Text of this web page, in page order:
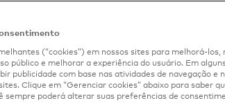
(“cookies”) em nossos sites para melhorá-los,
público e melhorar a experiência do usuário. Em
publicidade com base nas atividades de navegação e
Clique em “Gerenciar cookies” abaixo para saber
sempre poderá alterar suas preferências de